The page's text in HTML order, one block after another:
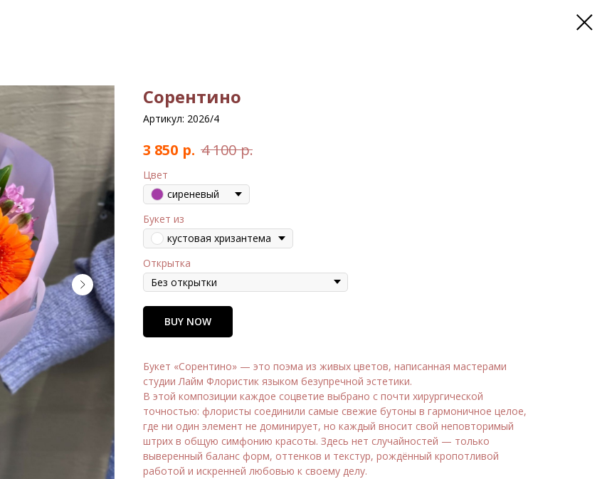
Сорентино
Артикул: 2026/4
3 850 р. 4 100 р.
Цвет
сиреневый
Букет из
кустовая хризантема
Открытка
BUY NOW
Букет «Сорентино» — это поэма из живых цветов, написанная мастерами
студии Лайм Флористик языком безупречной эстетики.
В этой композиции каждое соцветие выбрано с почти хирургической
точностью: флористы соединили самые свежие бутоны в гармоничное целое,
где ни один элемент не доминирует, но каждый вносит свой неповторимый
штрих в общую симфонию красоты. Здесь нет случайностей — только
выверенный баланс форм, оттенков и текстур, рождённый кропотливой
работой и искренней любовью к своему делу.